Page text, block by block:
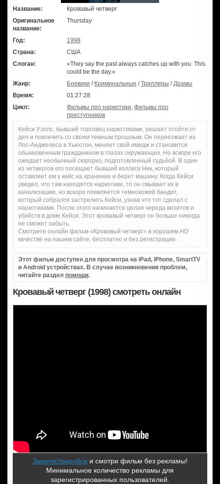
Название:
Кровавый четверг
Оригинальное
название:
Thursday
Год:
1998
Страна:
США
Слоган:
«They say the past always catches up with you. This
could be the day.»
Жанр:
Боевики / Криминальные /Триллеры / Драмы
Время:
01:27:28
Цикл:
Фильмы про наркотики Фильмы про
преступников
Кейси Уэллс, бывший торговец наркотиками, решает отойти от
дел и покончить со своим темным прошлым. Он переезжает из
Лос-Анджелеса в Хьюстон, меняет свой имидж и становится
обыкновенным гражданином в глазах окружающих. Но вскоре его
ожидает необычный сюрприз, подготовленный судьбой. В один
из четвергов его посещает бывший коллега Ник, который
оставляет ем у кейс на хранение и берет машину. Когда Кейси
увидел, что там находятся наркотики, то он смывает их в
канализацию, но вскоре появляется темнокожий бандит,
который собрался застрелить Кейси, узнав что тот сделал с
наркотиками. После этого начинается целая череда визитов и
убийств в доме Кейси. Этот кровавый четверг он больше никогда
не сможет забыть.
Смотрите онлайн фильм «Кровавый четверг» в хорошем HD
качестве на нашем сайте, бесплатно и без регистрации.
Этот фильм доступен для просмотра на iPad, iPhone, SmartTV
и Android устройствах. В случае возникновения проблем,
читайте раздел помощи.
Кровавый четверг (1998) смотреть онлайн
Зарегистрируйся и смотри фильм без рекламы!
Минимальное количество рекламы для
зарегистрированных пользователей.